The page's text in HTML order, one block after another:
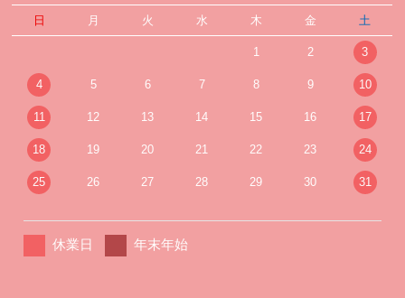
日 月 火 水 木 金 土
1 2 3
4 5 6 7 8 9 10
11 12 13 14 15 16 17
18 19 20 21 22 23 24
25 26 27 28 29 30 31
休業日 年末年始